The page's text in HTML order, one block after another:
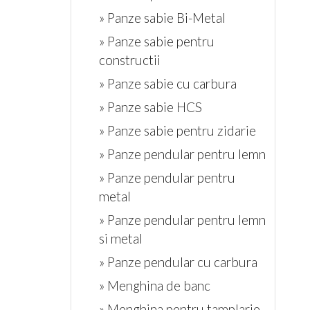
» Panze sabie Bi-Metal
» Panze sabie pentru
constructii
» Panze sabie cu carbura
» Panze sabie HCS
» Panze sabie pentru zidarie
» Panze pendular pentru lemn
» Panze pendular pentru
metal
» Panze pendular pentru lemn
si metal
» Panze pendular cu carbura
» Menghina de banc